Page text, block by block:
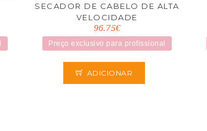
SECADOR DE CABELO DE ALTA
VELOCIDADE
96.75€
Preço exclusivo para profissional
ADICIONAR